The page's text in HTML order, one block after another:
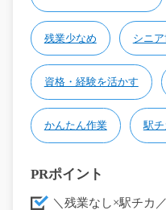
残業少なめ シニ
資格・経験を活かす
かんたん作業 駅チ
PRポイント
＼残業なし×駅チカ／